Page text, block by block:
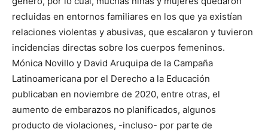
recluidas en entornos familiares en los que ya existían
relaciones violentas y abusivas, que escalaron y tuvieron
incidencias directas sobre los cuerpos femeninos.
Mónica Novillo y David Aruquipa de la Campaña
Latinoamericana por el Derecho a la Educación
publicaban en noviembre de 2020, entre otras, el
aumento de embarazos no planificados, algunos
producto de violaciones, -incluso- por parte de